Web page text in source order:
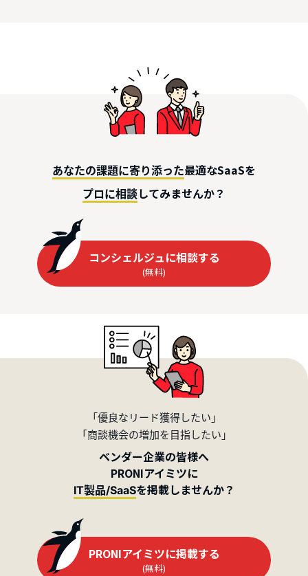
あなたの課題に寄り添った最適なSaaSを
プロに相談してみませんか？
コンシェルジュに相談する
(無料)
「優良なリード獲得したい」
「商談機会の増加を目指したい」
ベンダー企業の皆様へ
PRONIアイミツに
IT製品/SaaSを掲載しませんか？
PRONIアイミツに掲載する
(無料)